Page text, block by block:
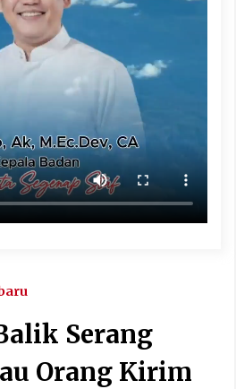
Serang
Orang Kirim